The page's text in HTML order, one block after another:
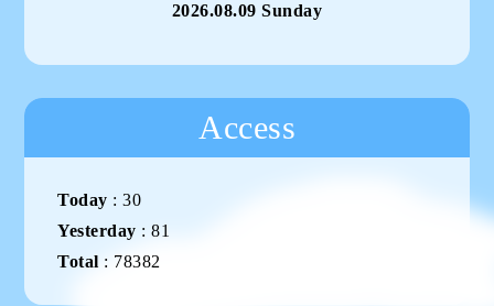
2026.08.09 Sunday
Access
Today :30
Yesterday :81
Total : 78382